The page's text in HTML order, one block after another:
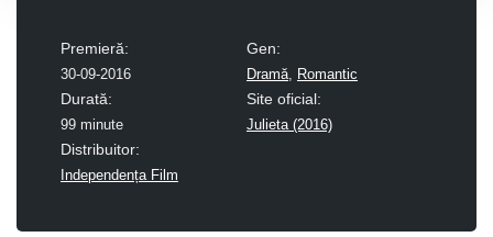
Premieră:
30-09-2016
Gen:
Dramă Romantic
Durată:
99 minute
Site oficial:
Julieta (2016)
Distribuitor:
Independența Film